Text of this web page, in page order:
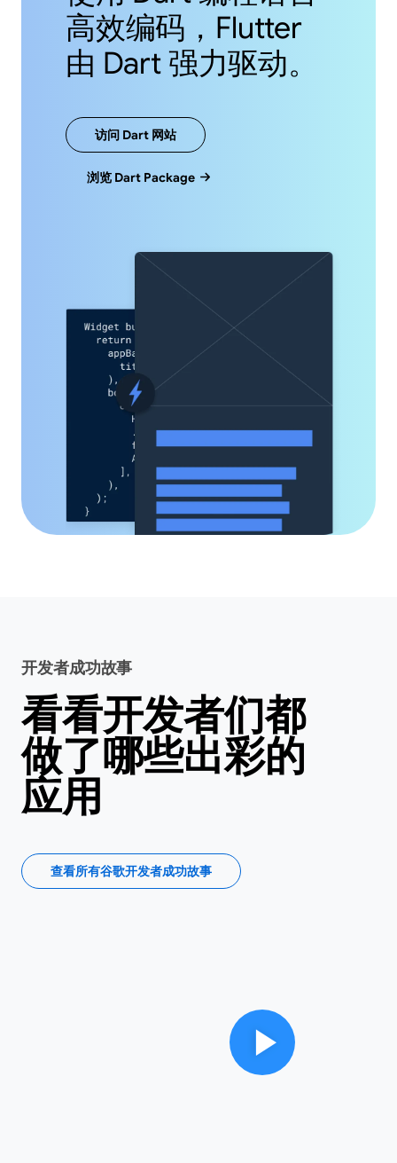
高效编码，Flutter
由 Dart 强力驱动。
访问 Dart 网站
浏览 Dart Package
开发者成功故事
看看开发者们都
做了哪些出彩的
应用
查看所有谷歌开发者成功故事